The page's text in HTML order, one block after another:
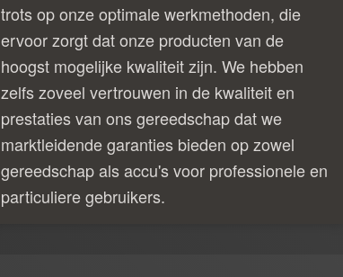
trots op onze optimale werkmethoden, die
ervoor zorgt dat onze producten van de
hoogst mogelijke kwaliteit zijn. We hebben
zelfs zoveel vertrouwen in de kwaliteit en
prestaties van ons gereedschap dat we
marktleidende garanties bieden op zowel
gereedschap als accu's voor professionele en
particuliere gebruikers.